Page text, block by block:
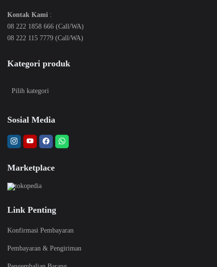
Kontak Kami :
08 222 1858 666 (Call/WA)
08 222 115 7779 (Call/WA)
Kategori produk
Sosial Media
Marketplace
Link Penting
Konfirmasi Pembayaran
Pembayaran & Pengiriman